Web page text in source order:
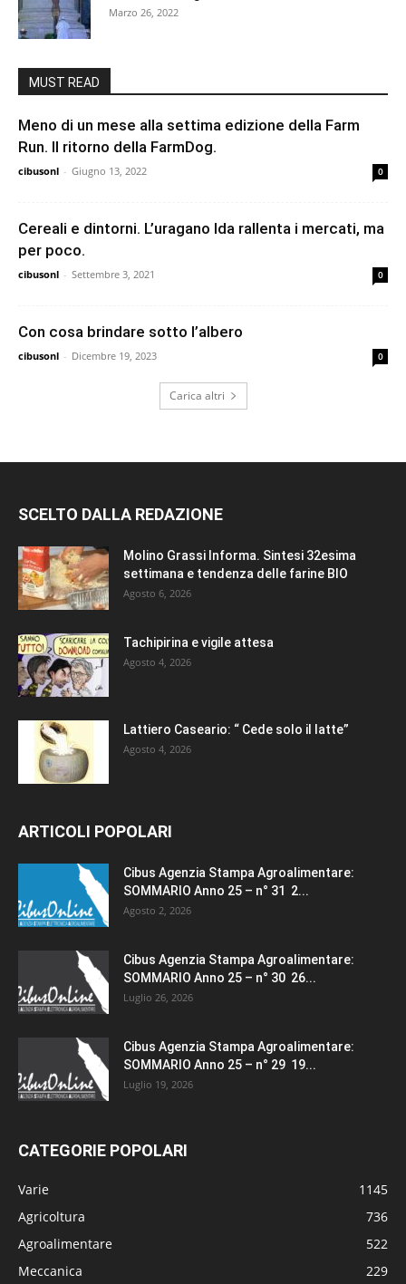
Marzo 26, 2022
MUST READ
Meno di un mese alla settima edizione della Farm
Run. Il ritorno della FarmDog.
cibusonl - Giugno 13, 2022 0
Cereali e dintorni. L’uragano Ida rallenta i mercati, ma
per poco.
cibusonl - Settembre 3, 2021 0
Con cosa brindare sotto l’albero
cibusonl - Dicembre 19, 2023 0
Carica altri
SCELTO DALLA REDAZIONE
Molino Grassi Informa. Sintesi 32esima
settimana e tendenza delle farine BIO
Agosto 6, 2026
Tachipirina e vigile attesa
Agosto 4, 2026
Lattiero Caseario: “ Cede solo il latte”
Agosto 4, 2026
ARTICOLI POPOLARI
Cibus Agenzia Stampa Agroalimentare:
SOMMARIO Anno 25 – n° 31 2...
Agosto 2, 2026
Cibus Agenzia Stampa Agroalimentare:
SOMMARIO Anno 25 – n° 30 26...
Luglio 26, 2026
Cibus Agenzia Stampa Agroalimentare:
SOMMARIO Anno 25 – n° 29 19...
Luglio 19, 2026
CATEGORIE POPOLARI
Varie
1145
Agricoltura
736
Agroalimentare
522
Meccanica
229